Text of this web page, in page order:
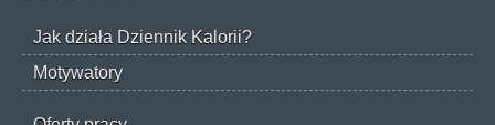
Jak działa Dziennik Kalorii?
Motywatory